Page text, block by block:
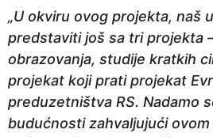
„U okviru ovog projekta, naš
predstaviti još sa tri projekta
obrazovanja, studije kratkih
projekat koji prati projekat
preduzetništva RS. Nadamo
budućnosti zahvaljujući